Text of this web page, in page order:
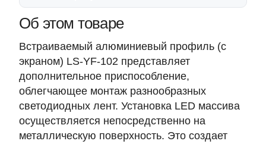
Об этом товаре
Встраиваемый алюминиевый профиль (с
экраном) LS-YF-102 представляет
дополнительное приспособление,
облегчающее монтаж разнообразных
светодиодных лент. Установка LED массива
осуществляется непосредственно на
металлическую поверхность. Это создает